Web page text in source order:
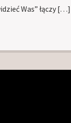
Was” łączy […]